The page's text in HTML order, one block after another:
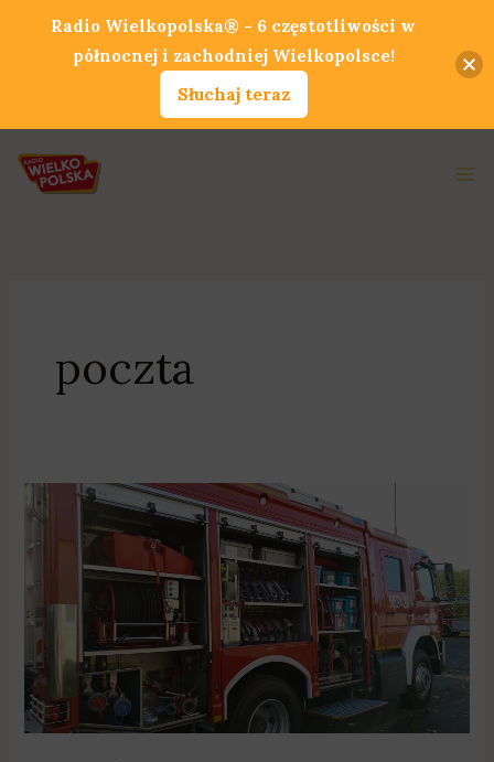
poczta
Ewakuowano
pocztę
–
pracownicy
klienci
zaczęli
tracić
przytomność
Radio Wielkopolska® - 6 częstotliwości w
północnej i zachodniej Wielkopolsce!
Słuchaj teraz